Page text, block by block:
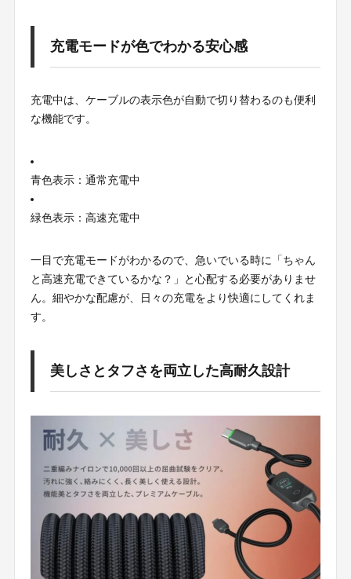
充電モードが色でわかる安心感
充電中は、ケーブルの表示色が自動で切り替わるのも便利
な機能です。
青色表示：通常充電中
緑色表示：高速充電中
一目で充電モードがわかるので、急いでいる時に「ちゃん
と高速充電できているかな？」と心配する必要がありませ
ん。細やかな配慮が、日々の充電をより快適にしてくれま
す。
美しさとタフさを両立した高耐久設計